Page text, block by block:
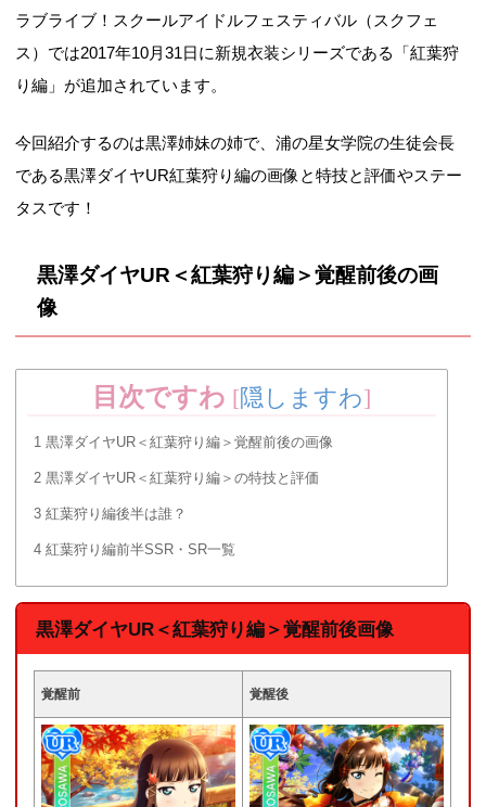
ラブライブ！スクールアイドルフェスティバル（スクフェ
ス）では2017年10月31日に新規衣装シリーズである「紅葉狩
り編」が追加されています。
今回紹介するのは黒澤姉妹の姉で、浦の星女学院の生徒会長
である黒澤ダイヤUR紅葉狩り編の画像と特技と評価やステー
タスです！
黒澤ダイヤUR＜紅葉狩り編＞覚醒前後の画
像
目次ですわ [隠しますわ]
1 黒澤ダイヤUR＜紅葉狩り編＞覚醒前後の画像
2 黒澤ダイヤUR＜紅葉狩り編＞の特技と評価
3 紅葉狩り編後半は誰？
4 紅葉狩り編前半SSR・SR一覧
黒澤ダイヤUR＜紅葉狩り編＞覚醒前後画像
覚醒前 覚醒後